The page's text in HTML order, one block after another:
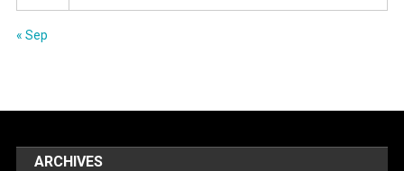
« Sep
ARCHIVES